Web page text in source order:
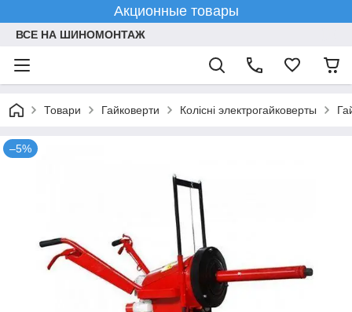
Акционные товары
ВСЕ НА ШИНОМОНТАЖ
Товари Гайковерти Колісні электрогайковерты
–5%